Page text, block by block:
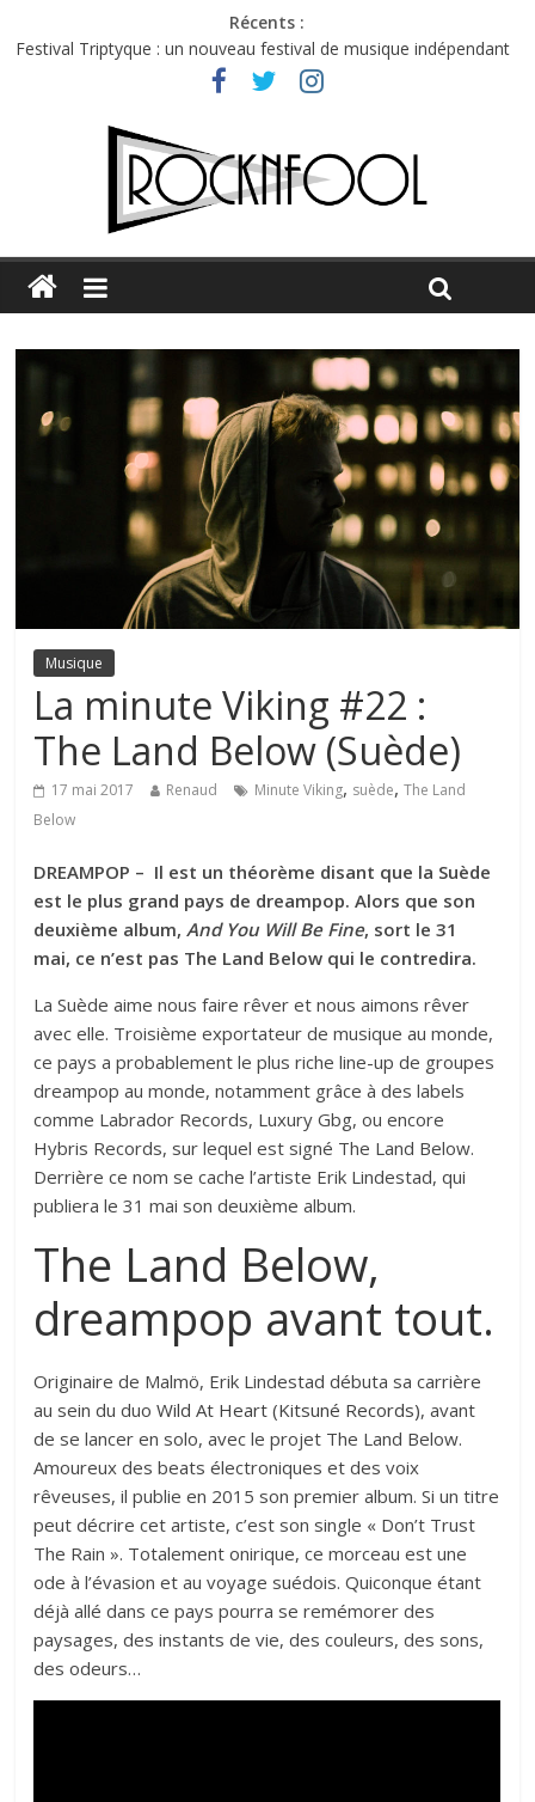
Récents :
Festival Triptyque : un nouveau festival de musique indépendant
Hellfest 2026 vendredi : température et émotions en hausse
Hellfest 2026 jeudi : impossible de choisir entre chaleur et bonne
Première édition du Midgard Festival : entre bière, métal et
Charlie Puth à l’Olympia : la leçon de pop du Professeur Puth
Musique
La minute Viking #22 :
The Land Below (Suède)
17 mai 2017 Renaud Minute Viking, suède,The Land
Below
DREAMPOP – Il est un théorème disant que la Suède
est le plus grand pays de dreampop. Alors que son
deuxième album,And You Will Be Fine, sort le 31
mai, ce n’est pas The Land Below qui le contredira.
La Suède aime nous faire rêver et nous aimons rêver
avec elle. Troisième exportateur de musique au monde,
ce pays a probablement le plus riche line-up de groupes
dreampop au monde, notamment grâce à des labels
comme Labrador Records, Luxury Gbg, ou encore
Hybris Records, sur lequel est signé The Land Below.
Derrière ce nom se cache l’artiste Erik Lindestad, qui
publiera le 31 mai son deuxième album.
The Land Below,
dreampop avant tout.
Originaire de Malmö, Erik Lindestad débuta sa carrière
au sein du duoWild At Heart (Kitsuné Records), avant
de se lancer en solo, avec le projet The Land Below.
Amoureux des beats électroniques et des voix
rêveuses, il publie en 2015 son premier album. Si un titre
peut décrire cet artiste, c’est son single « Don’t Trust
The Rain ». Totalement onirique, ce morceau est une
ode à l’évasion et au voyage suédois. Quiconque étant
déjà allé dans ce pays pourra se remémorer des
paysages, des instants de vie, des couleurs, des sons,
des odeurs…